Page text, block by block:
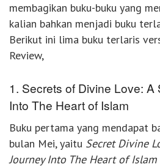
membagikan buku-buku yang
kalian bahkan menjadi buku
Berikut ini lima buku terlaris
Review,
1. Secrets of Divine Love: A
Into The Heart of Islam
Buku pertama yang mendapat
bulan Mei, yaitu Secret Divine
Journey Into The Heart of Islam